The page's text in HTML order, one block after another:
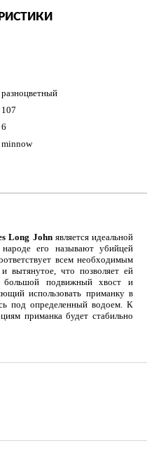
разноцветный
107
6
minnow
Long Johnявляется идеальной
его называют убийцей
всем необходимым
вытянутое, что позволяет ей
большой подвижный хвост и
использовать приманку в
под определенный водоем. К
приманка будет стабильно
запах и вкус макрели, что
В оснащение виброхвоста
приманка была специально
Long Johnофсетниками с
дроп-шот.